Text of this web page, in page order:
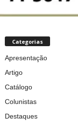
Categorias
Apresentação
Artigo
Catálogo
Colunistas
Destaques